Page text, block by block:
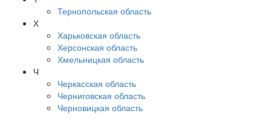
Тернопольская область
Х
Харьковская область
Херсонская область
Хмельницкая область
Ч
Черкасская область
Черниговская область
Черновицкая область